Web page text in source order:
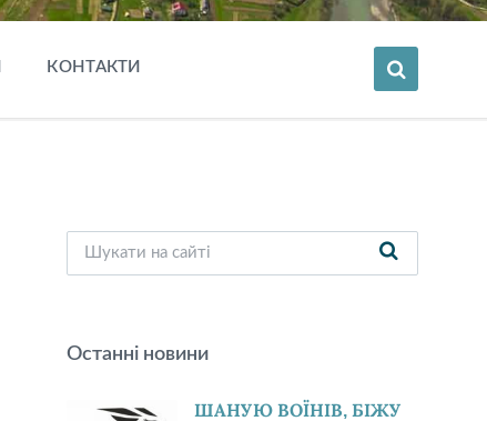
КОНТАКТИ
Останні новини
ШАНУЮ ВОЇНІВ, БІЖУ